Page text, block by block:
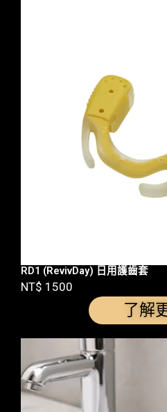
RD1 (RevivDay) 日用護齒套
NT$ 1500
了解